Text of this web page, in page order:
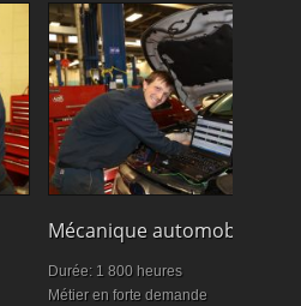
Mécanique automobile
Durée: 1 800 heures
Métier en forte demande